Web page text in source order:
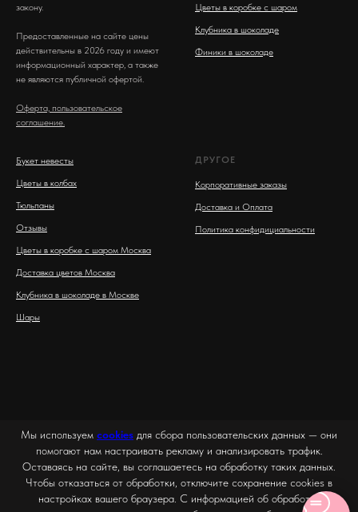
закону.
Предоставленные на сайте цены
действительны в 2026 году и имеют
информационный характер, а также
не являются публичной офертой.
Оферта, пользовательское
соглашение.
Цветы в коробке с шаром
Клубника в шоколаде
Финики в шоколаде
Букет невесты
Цветы в колбах
Тюльпаны
Отзывы
Цветы в коробке с шаром Москва
Доставка цветов Москва
Клубника в шоколаде в Москве
Шары
ДРУГОЕ
Корпоративные заказы
Доставка и Оплата
Политика конфидициальности
Мы используем cookies для сбора пользовательских данных — они
помогают нам настраивать рекламу и анализировать трафик.
Оставаясь на сайте, вы соглашаетесь на обработку таких данных.
Чтобы отказаться от обработки, отключите сохранение cookies в
настройках вашего браузера. С информацией об обработке